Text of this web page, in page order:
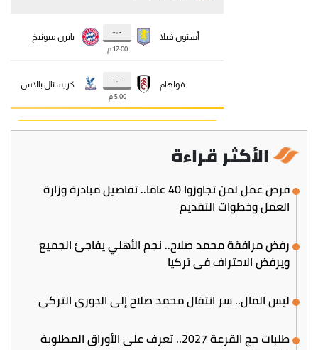
الأكثر قراءة
فرص عمل لمن تجاوزوا 40 عاما.. تفاصيل مبادرة وزارة
العمل وخطوات التقديم
رفض مرافقة محمد صلاح.. نجم الأهلي يفاجئ الجميع
ويرفض الاحتراف في تركيا
ليس المال.. سر انتقال محمد صلاح إلى الدوري التركي
طلبات حج القرعة 2027.. تعرف على الأوراق المطلوبة